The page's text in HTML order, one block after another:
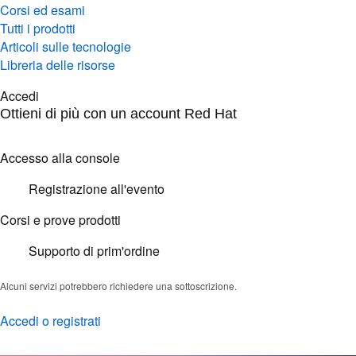
Corsi ed esami
Tutti i prodotti
Articoli sulle tecnologie
Libreria delle risorse
Accedi
Ottieni di più con un account Red Hat
Accesso alla console
Registrazione all'evento
Corsi e prove prodotti
Supporto di prim'ordine
Alcuni servizi potrebbero richiedere una sottoscrizione.
Accedi o registrati